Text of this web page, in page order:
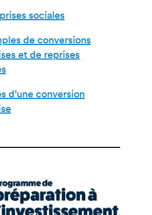
sociales
de conversions
et de reprises
d’une conversion